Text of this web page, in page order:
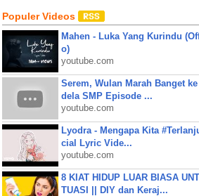
Populer Videos
Mahen - Luka Yang Kurindu
o)
youtube.com
Serem, Wulan Marah Banget
dela SMP Episode ...
youtube.com
Lyodra - Mengapa Kita
cial Lyric Vide...
youtube.com
8 KIAT HIDUP LUAR BIASA
TUASI || DIY dan Keraj...